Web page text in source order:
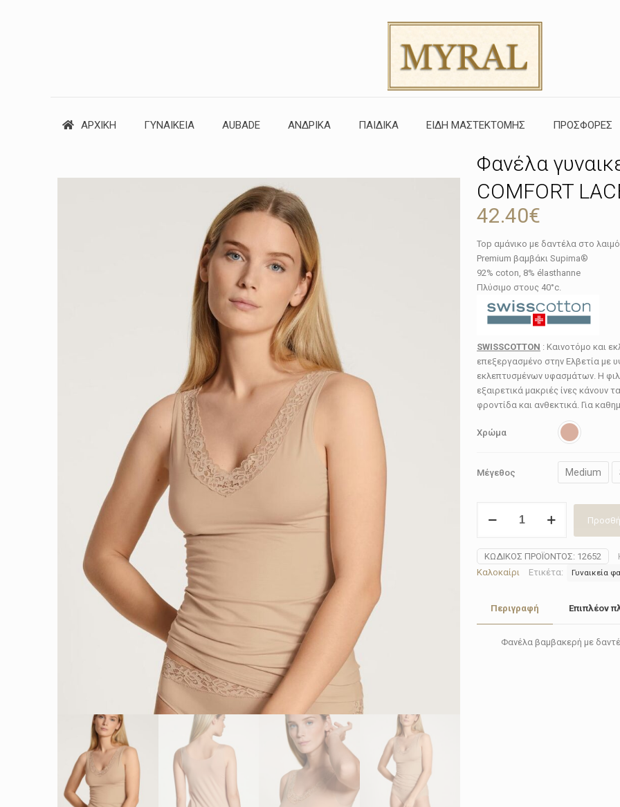
ΑΡΧΙΚΗ ΓΥΝΑΙΚΕΙΑ AUBADE ΑΝΔΡΙΚΑ ΠΑΙΔΙΚΑ ΕΙΔΗ ΜΑΣΤΕΚΤΟΜΗΣ ΠΡΟΣΦΟΡΕΣ
Φανέλα
COMFORT
42.40€
Top αμάνικο με δαντέλα στο
Premium βαμβάκι Supima®
92% coton, 8% élasthanne
Πλύσιμο στους 40°c.
SWISSCOTTON : Καινοτόμο και
επεξεργασμένο στην Ελβετία με
εκλεπτυσμένων υφασμάτων. Η
εξαιρετικά μακριές ίνες κάνουν
φροντίδα και ανθεκτικά. Για
Χρώμα
Μέγεθος Medium
γυναικεία
12652
NATURAL
ποσότητα
ΚΩΔΙΚΌΣ ΠΡΟΪΌΝΤΟΣ: 12652
Καλοκαίρι
Ετικέτα: Γυναικεία
Περιγραφή Επιπλέον
Φανέλα βαμβακερή με